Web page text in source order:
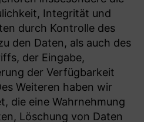
Integrität und
durch Kontrolle des
den Daten, als auch des
der Eingabe,
der Verfügbarkeit
Weiteren haben wir
die eine Wahrnehmung
Löschung von Daten